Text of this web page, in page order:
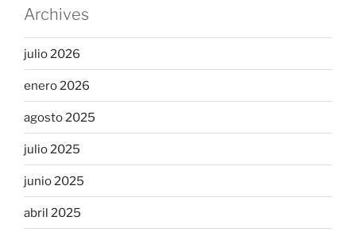
Archives
julio 2026
enero 2026
agosto 2025
julio 2025
junio 2025
abril 2025